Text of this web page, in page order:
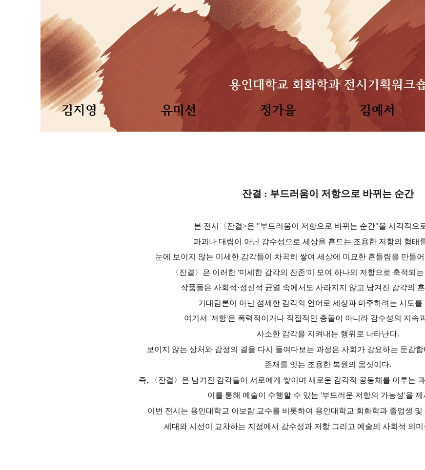
잔결 : 부드러움이 저항으로 바뀌는 순간
본 전시〈잔결>은 "부드러움이 저항으로 바뀌는 순간"을 시각적으
파괴나 대립이 아닌 감수성으로 세상을 흔드는 조용한 저항의 형태
눈에 보이지 않는 미세한 감각들이 차곡히 쌓여 세상에 미묘한 흔들림을 만들
〈잔결〉은 이러한 '미세한 감각의 잔존'이 모여 하나의 저항으로 축적되
작품들은 사회적·정신적 균열 속에서도 사라지지 않고 남겨진 감각의
거대담론이 아닌 섬세한 감각의 언어로 세상과 마주하려는 시도를
여기서 '저항'은 폭력적이거나 직접적인 충돌이 아니라 감수성의 지속
사소한 감각을 지켜내는 행위로 나타난다.
보이지 않는 상처와 감정의 결을 다시 들여다보는 과정은 사회가 강요하는 둔감
존재를 잇는 조용한 복원의 몸짓이다.
즉, 〈잔결〉은 남겨진 감각들이 서로에게 쌓이며 새로운 감각적 공동체를 이루는
이를 통해 예술이 수행할 수 있는 '부드러운 저항의 가능성'을 제
이번 전시는 용인대학교 이보람 교수를 비롯하여 용인대학교 회화학과 졸업생
세대와 시선이 교차하는 지점에서 감수성과 저항 그리고 예술의 사회적 의